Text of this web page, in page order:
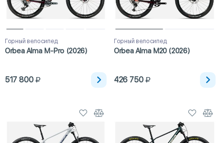
Горный велосипед
Orbea Alma M-Pro (2026)
517 800
Горный велосипед
Orbea Alma M20 (2026)
426 750